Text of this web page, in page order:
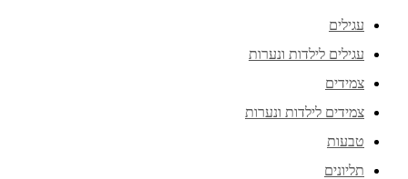
עגילים
עגילים לילדות ונערות
צמידים
צמידים לילדות ונערות
טבעות
תליונים